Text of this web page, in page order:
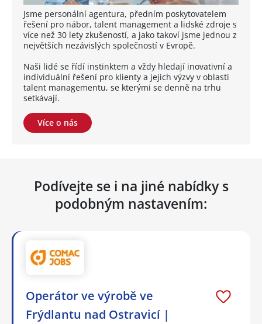
Jsme personální agentura, předním poskytovatelem
řešení pro nábor, talent management a lidské zdroje s
více než 30 lety zkušeností, a jako takoví jsme jednou z
největších nezávislých společností v Evropě.
Naši lidé se řídí instinktem a vždy hledají inovativní a
individuální řešení pro klienty a jejich výzvy v oblasti
talent managementu, se kterými se denně na trhu
setkávají.
Více o nás
Podívejte se i na jiné nabídky s
podobným nastavením:
Operátor ve výrobě ve
Frýdlantu nad Ostravicí |